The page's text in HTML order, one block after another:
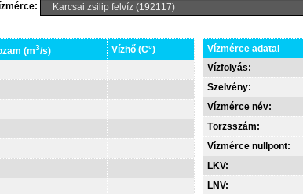
(m3/s)
Vízhő (C°)
Vízmérce adatai
Vízfolyás:
Szelvény:
Vízmérce név:
Törzsszám:
Vízmérce nullpont:
LKV:
LNV: